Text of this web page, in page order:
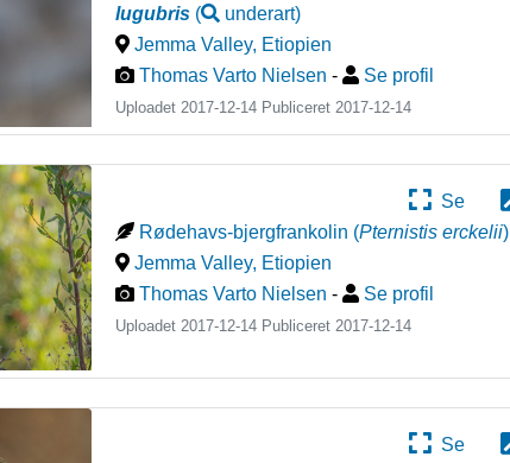
lugubris ( underart)
Jemma Valley, Etiopien
Thomas Varto Nielsen - Se profil
Uploadet 2017-12-14 Publiceret2017-12-14
Se
Rødehavs-bjergfrankolin (Pternistis erckelii)
Jemma Valley, Etiopien
Thomas Varto Nielsen - Se profil
Uploadet 2017-12-14 Publiceret 2017-12-14
Se